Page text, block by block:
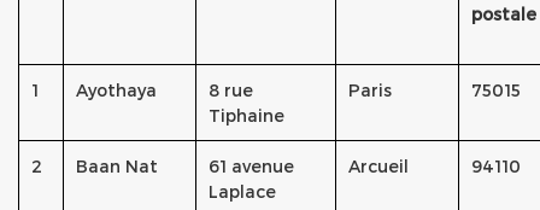
postale
1 Ayothaya
8 rue
Tiphaine
Paris 75015
2 Baan Nat
61 avenue
Laplace
Arcueil 94110